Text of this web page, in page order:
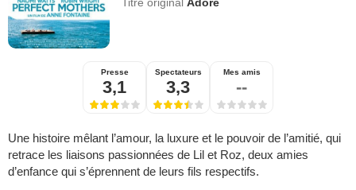
Presse
3,1
Spectateurs
3,3
Mes amis
--
Une histoire mêlant l’amour, la luxure et le pouvoir de l’amitié, qui
retrace les liaisons passionnées de Lil et Roz, deux amies
d’enfance qui s’éprennent de leurs fils respectifs.